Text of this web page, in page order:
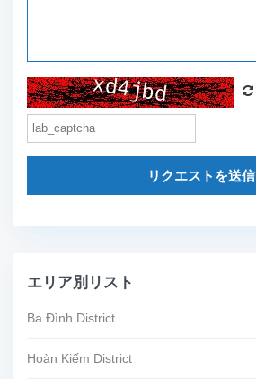
リクエストを送信
エリア別リスト
Ba Đình District
Hoàn Kiếm District